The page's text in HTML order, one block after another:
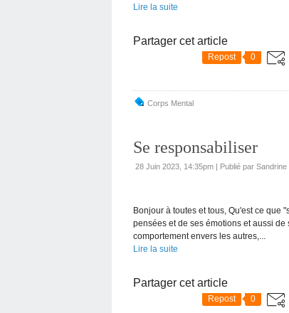
Lire la suite
Partager cet article
Repost 0
Corps Mental
Se responsabiliser
28 Juin 2023, 14:35pm | Publié par
Bonjour à toutes et tous, Qu'est ce que
pensées et de ses émotions et aussi
comportement envers les autres,...
Lire la suite
Partager cet article
Repost 0